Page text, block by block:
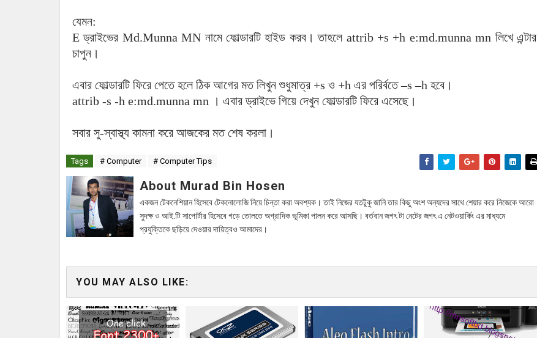
যেমন:
E ড্রাইভের Md.Munna MN নামে ফোল্ডারটি হাইড করব। তাহলে attrib +s +h e:md.munna mn লিখে এন্টার
চাপুন।
এবার ফোল্ডারটি ফিরে পেতে হলে ঠিক আগের মত লিখুন শুধুমাত্র +‍s ও +h এর পরির্বতে –s –h হবে।
attrib -s -h e:md.munna mn । এবার ড্রাইভে গিয়ে দেখুন ফোল্ডারটি ফিরে এসেছে।
সবার সু-স্বাস্থ্য কামনা করে আজকের মত শেষ করলা।
Tags # Computer # Computer Tips
About Murad Bin Hosen
একজন টেকনেশিয়ান হিসেবে টেকনোলোজি নিয়ে চিন্তা করা অবশ্যক। তাই নিজের যতটুকু জানি তার কিছু অংশ অন্যদের সাথে শেয়ার করে নিজেকে আরো
সুদক্ষ ও আই.টি সাপোর্টার হিসেবে গড়ে তোলতে অগ্রাদিক ভূমিকা পালন করে আসছি। বর্তবান জগৎ টা নেটের জগৎ এ নেটওয়ার্কিং এর মাধ্যমে
প্রযুক্তিকে ছড়িয়ে দেওয়ার দায়িত্বও আমাদের।
YOU MAY ALSO LIKE: